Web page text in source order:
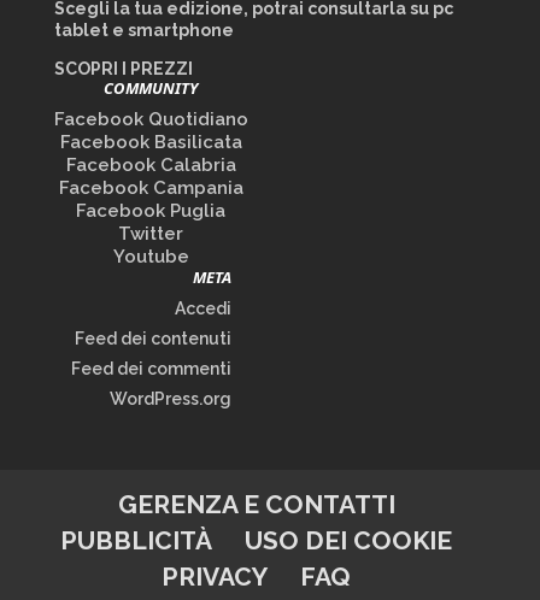
Scegli la tua edizione, potrai consultarla su pc
tablet e smartphone
SCOPRI I PREZZI
COMMUNITY
Facebook Quotidiano
Facebook Basilicata
Facebook Calabria
Facebook Campania
Facebook Puglia
Twitter
Youtube
META
Accedi
Feed dei contenuti
Feed dei commenti
WordPress.org
GERENZA E CONTATTI
PUBBLICITÀ
USO DEI COOKIE
PRIVACY
FAQ